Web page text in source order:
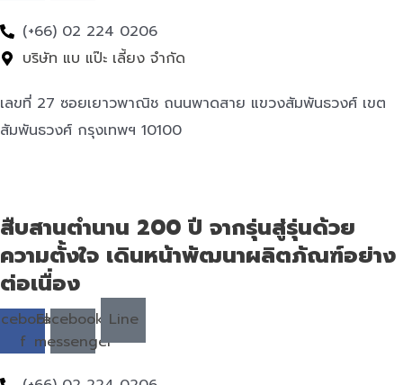
(+66) 02 224 0206
บริษัท แบ แป๊ะ เลี้ยง จำกัด
เลขที่ 27 ซอยเยาวพาณิช ถนนพาดสาย แขวงสัมพันธวงศ์ เขต
สัมพันธวงศ์ กรุงเทพฯ 10100
สืบสานตำนาน 200 ปี จากรุ่นสู่รุ่นด้วย
ความตั้งใจ เดินหน้าพัฒนาผลิตภัณฑ์อย่าง
ต่อเนื่อง
f
Facebook-
messenger
Line